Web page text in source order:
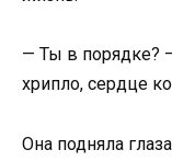
— Ты в порядке?
хрипло, сердце
Она подняла